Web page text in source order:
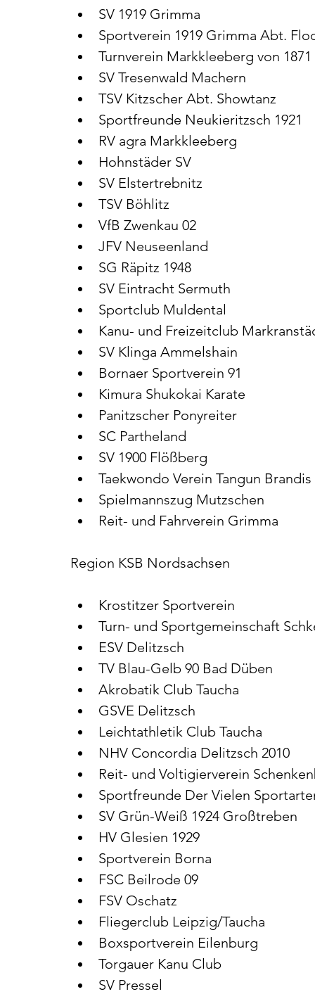
SV 1919 Grimma
Sportverein 1919 Grimma Abt.
Turnverein Markkleeberg von 1871
SV Tresenwald Machern
TSV Kitzscher Abt. Showtanz
Sportfreunde Neukieritzsch 1921
RV agra Markkleeberg
Hohnstäder SV
SV Elstertrebnitz
TSV Böhlitz
VfB Zwenkau 02
JFV Neuseenland
SG Räpitz 1948
SV Eintracht Sermuth
Sportclub Muldental
Kanu- und Freizeitclub
SV Klinga Ammelshain
Bornaer Sportverein 91
Kimura Shukokai Karate
Panitzscher Ponyreiter
SC Partheland
SV 1900 Flößberg
Taekwondo Verein Tangun Brandis
Spielmannszug Mutzschen
Reit- und Fahrverein Grimma
Region KSB Nordsachsen
Krostitzer Sportverein
Turn- und Sportgemeinschaft
ESV Delitzsch
TV Blau-Gelb 90 Bad Düben
Akrobatik Club Taucha
GSVE Delitzsch
Leichtathletik Club Taucha
NHV Concordia Delitzsch 2010
Reit- und Voltigierverein
Sportfreunde Der Vielen
SV Grün-Weiß 1924 Großtreben
HV Glesien 1929
Sportverein Borna
FSC Beilrode 09
FSV Oschatz
Fliegerclub Leipzig/Taucha
Boxsportverein Eilenburg
Torgauer Kanu Club
SV Pressel